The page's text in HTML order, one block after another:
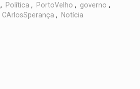
, Política , PortoVelho , governo ,
CArlosSperança , Notícia